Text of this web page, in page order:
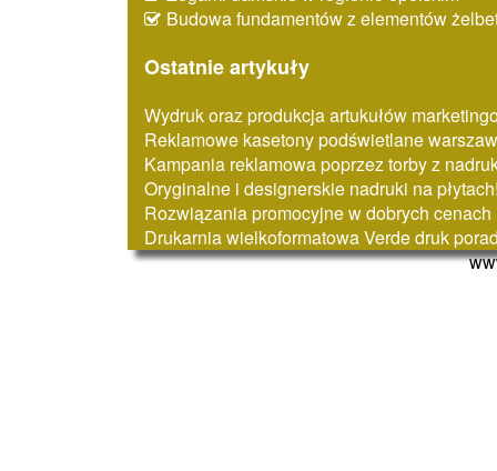
Budowa fundamentów z elementów
Ostatnie artykuły
Wydruk oraz produkcja artukułów
Reklamowe kasetony podświetlane
Kampania reklamowa poprzez torby z
Oryginalne i designerskie nadruki na
Rozwiązania promocyjne w dobrych cenach
Drukarnia wielkoformatowa Verde druk